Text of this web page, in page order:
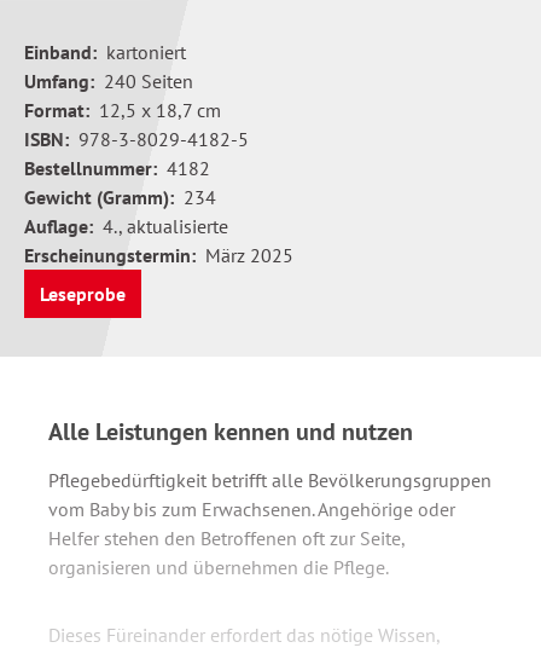
Einband: kartoniert
Umfang: 240 Seiten
Format: 12,5 x 18,7 cm
ISBN: 978-3-8029-4182-5
Bestellnummer: 4182
Gewicht (Gramm): 234
Auflage: 4., aktualisierte
Erscheinungstermin: März 2025
Leseprobe
Alle Leistungen kennen und nutzen
Pflegebedürftigkeit betrifft alle Bevölkerungsgruppen
vom Baby bis zum Erwachsenen. Angehörige oder
Helfer stehen den Betroffenen oft zur Seite,
organisieren und übernehmen die Pflege.
Dieses Füreinander erfordert das nötige Wissen,